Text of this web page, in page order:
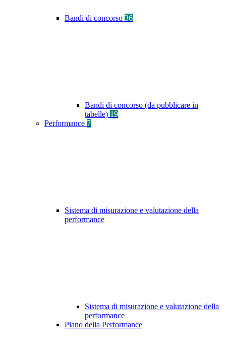
Bandi di concorso 36
Bandi di concorso (da pubblicare in
tabelle) 19
Performance 7
Sistema di misurazione e valutazione della
performance
Sistema di misurazione e valutazione della
performance
Piano della Performance